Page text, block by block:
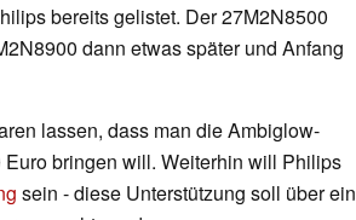
bereits gelistet. Der 27M2N8500
dann etwas später und Anfang
lassen, dass man die Ambiglow-
bringen will. Weiterhin will Philips
sein - diese Unterstützung soll über ein